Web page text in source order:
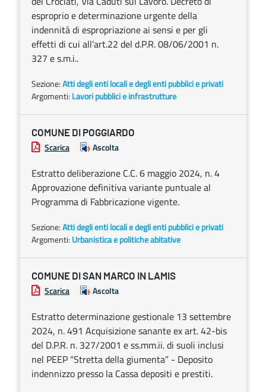
esproprio e determinazione urgente della
indennità di espropriazione ai sensi e per gli
effetti di cui all’art.22 del d.P.R. 08/06/2001 n.
327 e s.m.i..
Sezione:Atti degli enti locali e degli enti pubblici e privati
Argomenti: Lavori pubblici e infrastrutture
COMUNE DI POGGIARDO
Scarica Ascolta
Estratto deliberazione C.C. 6 maggio 2024, n. 4
Approvazione definitiva variante puntuale al
Programma di Fabbricazione vigente.
Sezione:Atti degli enti locali e degli enti pubblici e privati
Argomenti: Urbanistica e politiche abitative
COMUNE DI SAN MARCO IN LAMIS
Scarica Ascolta
Estratto determinazione gestionale 13 settembre
2024, n. 491 Acquisizione sanante ex art. 42-bis
del D.P.R. n. 327/2001 e ss.mm.ii. di suoli inclusi
nel PEEP “Stretta della giumenta” - Deposito
indennizzo presso la Cassa depositi e prestiti.